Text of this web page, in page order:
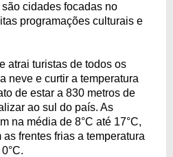
cidades focadas no
programações culturais e
atrai turistas de todos os
neve e curtir a temperatura
de estar a 830 metros de
ao sul do país. As
na média de 8°C até 17°C,
frentes frias a temperatura